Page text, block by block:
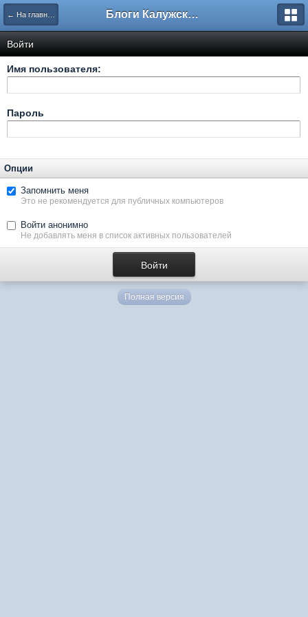
← На главную Блоги Калужского перекрестка
Войти
Имя пользователя:
Пароль
Опции
Запомнить меня
Это не рекомендуется для публичных компьютеров
Войти анонимно
Не добавлять меня в список активных пользователей
Полная версия